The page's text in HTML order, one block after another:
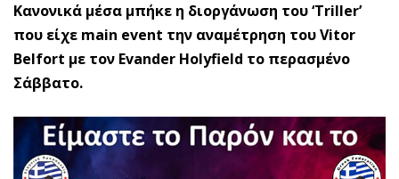
Κανονικά μέσα μπήκε η διοργάνωση του ‘Triller’
που είχε main event την αναμέτρηση του Vitor
Belfort με τον Evander Holyfield το περασμένο
Σάββατο.